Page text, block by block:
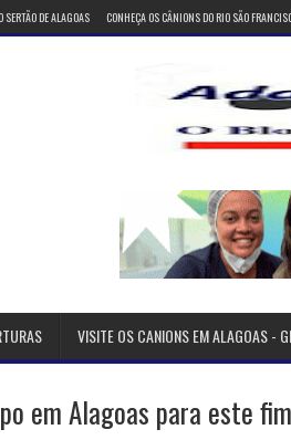
DE ALAGOAS CONHEÇA OS CÂNIONS DO RIO SÃO
VISITE OS CANIONS EM ALAGOAS -
em Alagoas para este